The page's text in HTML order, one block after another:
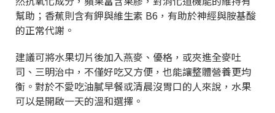
幫助；香蕉則含有鉀與維生素 B6，有助於神經與胺基酸
的正常代謝。
建議可將水果切片後加入燕麥、優格，或夾進全麥吐
司、三明治中，不僅好吃又方便，也能讓整體營養更均
衡。對於不愛吃油膩早餐或清晨沒胃口的人來說，水果
可以是開啟一天的溫和選擇。